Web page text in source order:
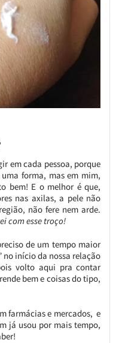
em cada pessoa, porque
forma, mas em mim,
bem! E o melhor é que,
nas axilas, a pele não
não fere nem arde.
com esse troço!
de um tempo maior
no início da nossa relação
volto aqui pra contar
bem e coisas do tipo,
farmácias e mercados, e
já usou por mais tempo,